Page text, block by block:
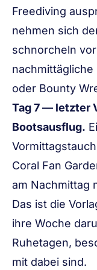
Freediving
nehmen sich
schnorcheln
nachmittägliche
oder Bounty
Tag 7 — letzter
Bootsausflug.
Coral Fan
am Nachmittag
Das ist die
ihre Woche
Ruhetagen,
mit dabei sind.